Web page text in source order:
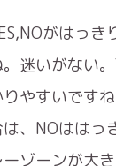
がはっき
迷いがない
やすいです
、NOははっ
ゾーンが大